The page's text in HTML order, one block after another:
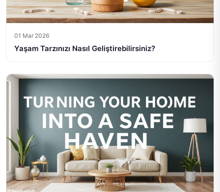
01 Mar 2026
Yaşam Tarzınızı Nasıl Geliştirebilirsiniz?